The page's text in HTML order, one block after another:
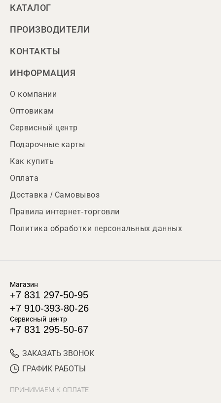
КАТАЛОГ
ПРОИЗВОДИТЕЛИ
КОНТАКТЫ
ИНФОРМАЦИЯ
О компании
Оптовикам
Сервисный центр
Подарочные карты
Как купить
Оплата
Доставка / Самовывоз
Правила интернет-торговли
Политика обработки персональных данных
Магазин
+7 831 297-50-95
+7 910-393-80-26
Сервисный центр
+7 831 295-50-67
ЗАКАЗАТЬ ЗВОНОК
ГРАФИК РАБОТЫ
ПРИНИМАЕМ К ОПЛАТЕ